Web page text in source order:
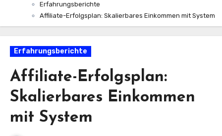
Erfahrungsberichte
Affiliate-Erfolgsplan: Skalierbares Einkommen mit System
Erfahrungsberichte
Affiliate-Erfolgsplan:
Skalierbares Einkommen
mit System